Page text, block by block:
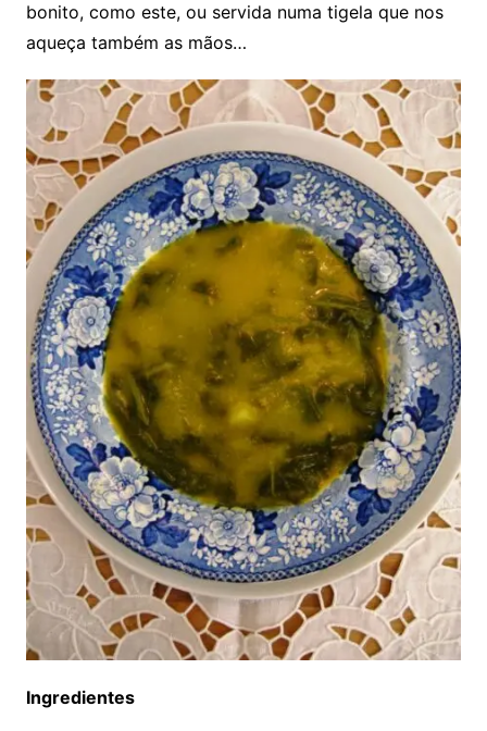
bonito, como este, ou servida numa tigela que nos
aqueça também as mãos…
Ingredientes